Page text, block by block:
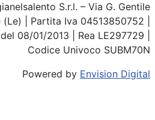
S.r.l. – Via G. Gentile
| Partita Iva 04513850752 |
08/01/2013 | Rea LE297729 |
Codice Univoco SUBM70N
Powered by Envision Digital